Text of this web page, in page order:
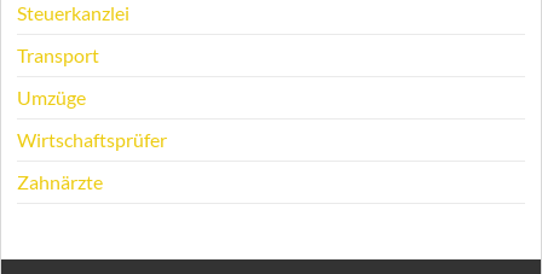
Steuerkanzlei
Transport
Umzüge
Wirtschaftsprüfer
Zahnärzte